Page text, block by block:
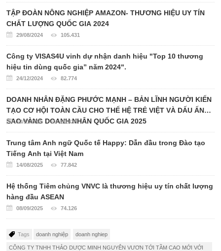
TẬP ĐOÀN NÔNG NGHIỆP AMAZON- THƯƠNG HIỆU UY TÍN
CHẤT LƯỢNG QUỐC GIA 2024
29/08/2024 105.431
Công ty VISAS4U vinh dự nhận danh hiệu "Top 10 thương
hiệu tin dùng quốc gia” năm 2024".
24/12/2024 82.774
DOANH NHÂN ĐẶNG PHƯỚC MẠNH – BẢN LĨNH NGƯỜI KIẾN
TẠO CƠ HỘI TOÀN CẦU CHO THẾ HỆ TRẺ VIỆT VÀ DẤU ẤN
SAO VÀNG DOANH NHÂN QUỐC GIA 2025
13/11/2025 80.428
Trung tâm Anh ngữ Quốc tế Happy: Dẫn đầu trong Đào tạo
Tiếng Anh tại Việt Nam
14/08/2025 77.842
Hệ thống Tiêm chủng VNVC là thương hiệu uy tín chất lượng
hàng đầu ASEAN
08/09/2025 74.126
Tags doanh nghiệp doanh nghiep
CÔNG TY TNHH THẢO DƯỢC MINH NGUYÊN VƯƠN TỚI TẦM CAO MỚI VỚI